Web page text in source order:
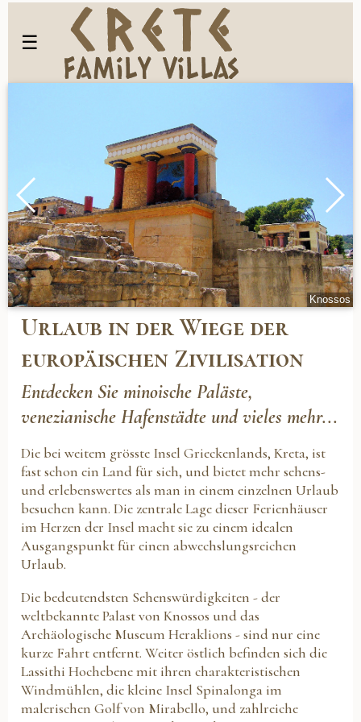
☰
Knossos
Urlaub in der Wiege der
europäischen Zivilisation
Entdecken Sie minoische Paläste,
venezianische Hafenstädte und vieles mehr...
Die bei weitem grösste Insel Grieckenlands, Kreta, ist
fast schon ein Land für sich, und bietet mehr sehens-
und erlebenswertes als man in einem einzelnen Urlaub
besuchen kann. Die zentrale Lage dieser Ferienhäuser
im Herzen der Insel macht sie zu einem idealen
Ausgangspunkt für einen abwechslungsreichen
Urlaub.
Die bedeutendsten Sehenswürdigkeiten - der
weltbekannte Palast von Knossos und das
Archäologische Museum Heraklions - sind nur eine
kurze Fahrt entfernt. Weiter östlich befinden sich die
Lassithi Hochebene mit ihren charakteristischen
Windmühlen, die kleine Insel Spinalonga im
malerischen Golf von Mirabello, und zahlreiche